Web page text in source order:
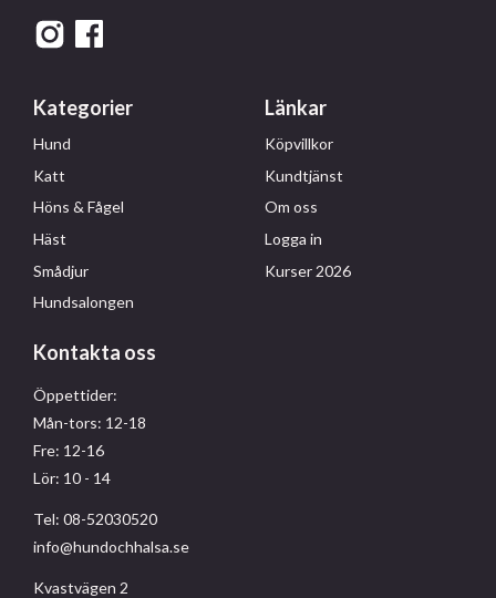
Kategorier
Hund
Katt
Höns & Fågel
Häst
Smådjur
Hundsalongen
Länkar
Köpvillkor
Kundtjänst
Om oss
Logga in
Kurser 2026
Kontakta oss
Öppettider:
Mån-tors: 12-18
Fre: 12-16
Lör: 10 - 14
Tel: 08-52030520
info@hundochhalsa.se
Kvastvägen 2